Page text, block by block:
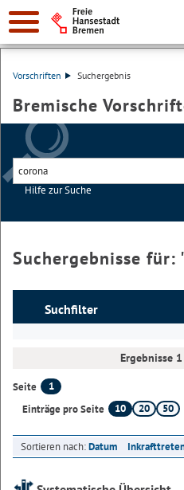
Vorschriften Suchergebnis
Bremische
Hilfe zur Suche
Suchergebnisse für:
Suchfilter
Ergebnisse
Seite
1
Einträge pro Seite
10 20 50
Sortieren nach:Datum